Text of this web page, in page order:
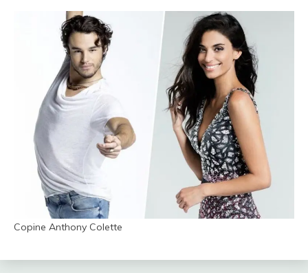
Copine Anthony Colette